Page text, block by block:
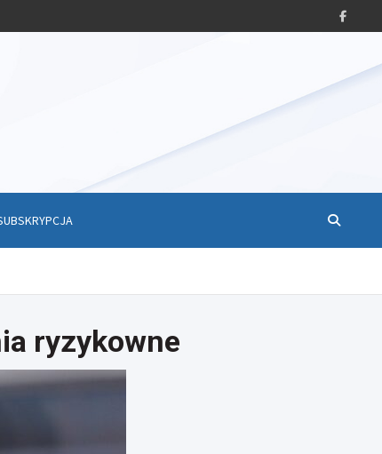
ryzykowne